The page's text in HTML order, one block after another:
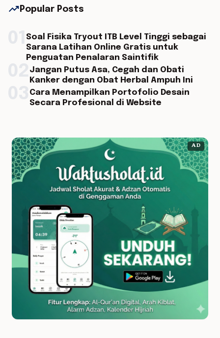
trending_up Popular Posts
Soal Fisika Tryout ITB Level Tinggi sebagai
Sarana Latihan Online Gratis untuk
Penguatan Penalaran Saintifik
Jangan Putus Asa, Cegah dan Obati
Kanker dengan Obat Herbal Ampuh Ini
Cara Menampilkan Portofolio Desain
Secara Profesional di Website
AD